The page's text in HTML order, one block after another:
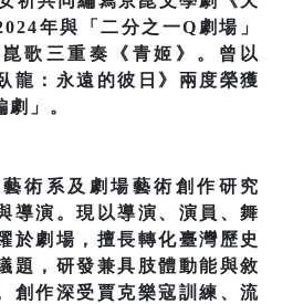
年與「二分之一Q劇場」
歌三重奏《青姬》。曾以
龍：永遠的彼日》兩度榮獲
」。
術系及劇場藝術創作研究
導演。現以導演、演員、舞
於劇場，擅長轉化臺灣歷史
題，研發兼具肢體動能與敘
創作深受賈克樂寇訓練、流